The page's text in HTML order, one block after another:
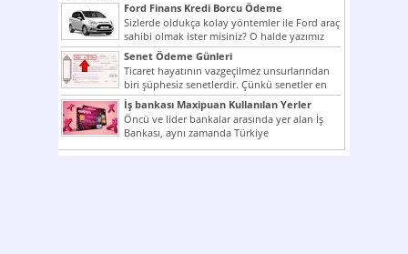
Ford Finans Kredi Borcu Ödeme
Sizlerde oldukça kolay yöntemler ile Ford araç
sahibi olmak ister misiniz? O halde yazımız
ilginizi...
Senet Ödeme Günleri
Ticaret hayatının vazgeçilmez unsurlarından
biri şüphesiz senetlerdir. Çünkü senetler en
çok kullanılan ödeme araçlarıdır. Taksitler...
İş bankası Maxipuan Kullanılan Yerler
Öncü ve lider bankalar arasında yer alan İş
Bankası, aynı zamanda Türkiye
Cumhuriyeti’nin ilk milli...